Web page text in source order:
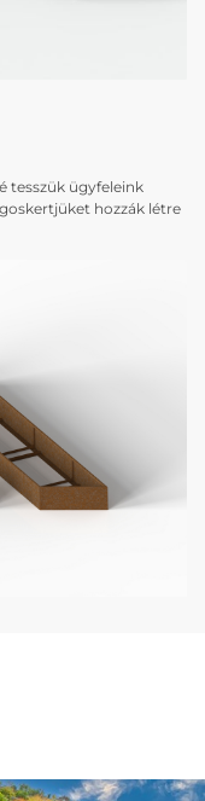
tesszük ügyfeleink
hozzák létre